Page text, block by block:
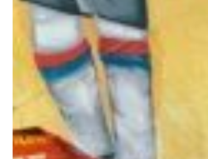
Robe di Kappa x Genoa
Vintage Collection
Red&Blue Voices
Kids